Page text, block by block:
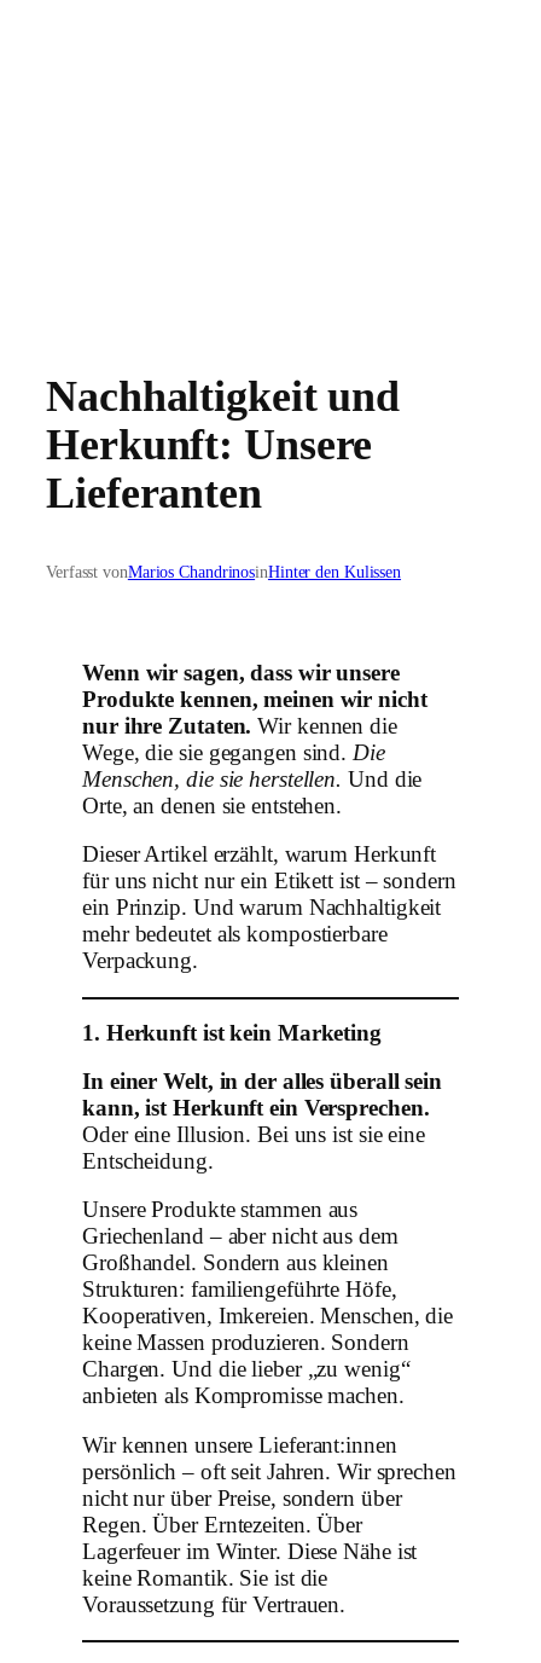
Nachhaltigkeit und
Herkunft: Unsere
Lieferanten
Verfasst vonMarios ChandrinosinHinter den Kulissen
Wenn wir sagen, dass wir unsere
Produkte kennen, meinen wir nicht
nur ihre Zutaten. Wir kennen die
Wege, die sie gegangen sind. Die
Menschen, die sie herstellen. Und die
Orte, an denen sie entstehen.
Dieser Artikel erzählt, warum Herkunft
für uns nicht nur ein Etikett ist – sondern
ein Prinzip. Und warum Nachhaltigkeit
mehr bedeutet als kompostierbare
Verpackung.
1. Herkunft ist kein Marketing
In einer Welt, in der alles überall sein
kann, ist Herkunft ein Versprechen.
Oder eine Illusion. Bei uns ist sie eine
Entscheidung.
Unsere Produkte stammen aus
Griechenland – aber nicht aus dem
Großhandel. Sondern aus kleinen
Strukturen: familiengeführte Höfe,
Kooperativen, Imkereien. Menschen, die
keine Massen produzieren. Sondern
Chargen. Und die lieber „zu wenig“
anbieten als Kompromisse machen.
Wir kennen unsere Lieferant:innen
persönlich – oft seit Jahren. Wir sprechen
nicht nur über Preise, sondern über
Regen. Über Erntezeiten. Über
Lagerfeuer im Winter. Diese Nähe ist
keine Romantik. Sie ist die
Voraussetzung für Vertrauen.